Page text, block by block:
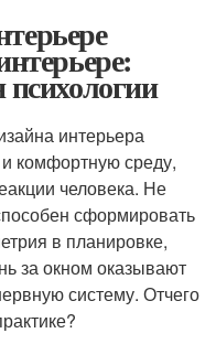
интерьера
комфортную среду,
человека. Не
сформировать
в планировке,
за окном оказывают
систему. Отчего